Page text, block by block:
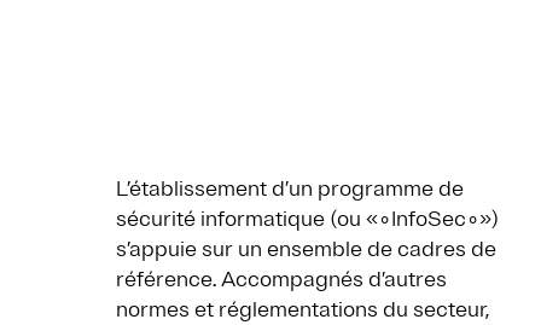
L’établissement d’un programme de
sécurité informatique (ou «∘InfoSec∘»)
s’appuie sur un ensemble de cadres de
référence. Accompagnés d’autres
normes et réglementations du secteur,